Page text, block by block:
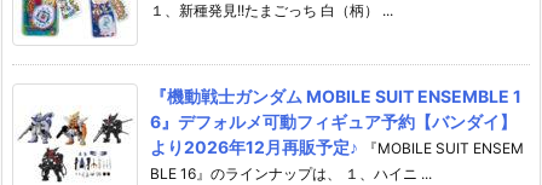
１、新種発見!!たまごっち 白（柄） ...
『機動戦士ガンダム MOBILE SUIT ENSEMBLE 1
6』デフォルメ可動フィギュア予約【バンダイ】
より2026年12月再販予定♪
『MOBILE SUIT ENSEM
BLE 16』のラインナップは、 １、ハイニ ...